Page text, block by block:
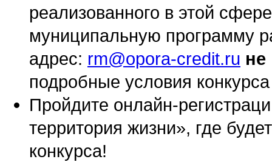
реализованного в этой
муниципальную программу
адрес: rm@opora-credit.ru не
подробные условия
Пройдите онлайн-
территория жизни», где
конкурса!